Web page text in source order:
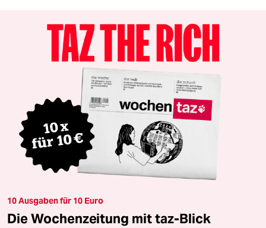
10 Ausgaben für 10 Euro
Die Wochenzeitung mit taz-Blick